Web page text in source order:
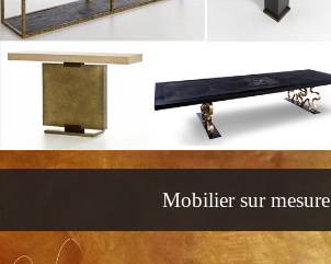
Mobilier sur mesure